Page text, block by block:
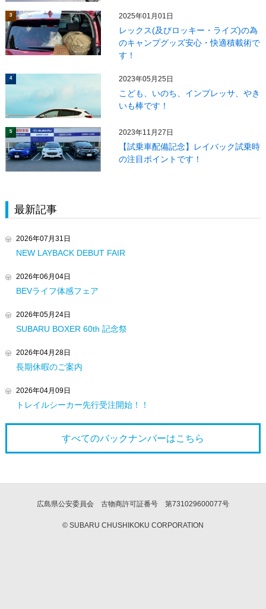
3 2025年01月01日
レックス(及びロッキー・ライズ)の為
のキャンプグッズ安心・快適積載術で
す！
4 2023年05月25日
こども、いのち、インプレッサ、やき
いも棒です！
5 2023年11月27日
【試乗車配備記念】レイバック試乗時
の注目ポイントです！
最新記事
2026年07月31日
NEW LAYBACK DEBUT FAIR
2026年06月04日
BEVライフ体感フェア
2026年05月24日
SUBARU BOXER 60th 記念祭
2026年04月28日
長期休暇のご案内
2026年04月09日
トレイルシーカー先行受注開始！！
すべてのバックナンバーはこちら
広島県公安委員会 古物商許可証番号 第731029600077号
© SUBARU CHUSHIKOKU CORPORATION